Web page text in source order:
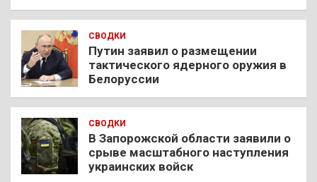
СВОДКИ
Путин заявил о размещении
тактического ядерного оружия в
Белоруссии
СВОДКИ
В Запорожской области заявили о
срыве масштабного наступления
украинских войск